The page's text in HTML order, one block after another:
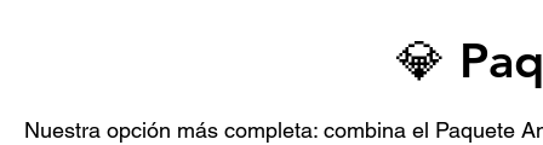
💎
Nuestra opción más completa: combina el Paquete